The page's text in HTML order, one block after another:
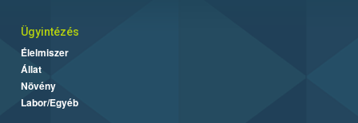
Ügyintézés
Élelmiszer
Állat
Növény
Labor/Egyéb